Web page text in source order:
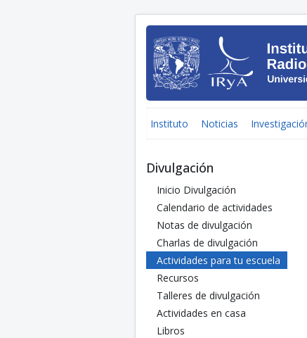
Instituto Noticias
Divulgación
Inicio Divulgación
Calendario de actividades
Notas de divulgación
Charlas de divulgación
Actividades para tu escuela
Recursos
Talleres de divulgación
Actividades en casa
Libros